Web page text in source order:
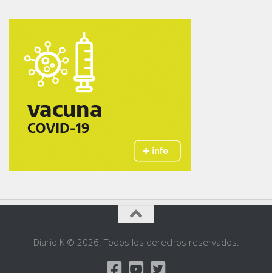
Diario K © 2026. Todos los derechos reservados.